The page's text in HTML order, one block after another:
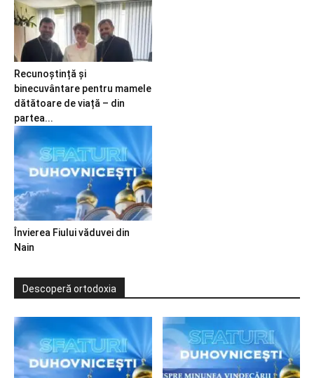
Recunoștință și
binecuvântare pentru mamele
dătătoare de viață – din
partea...
Învierea Fiului văduvei din
Nain
Descoperă ortodoxia